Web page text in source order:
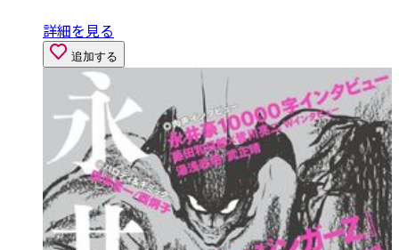
詳細を見る
追加する